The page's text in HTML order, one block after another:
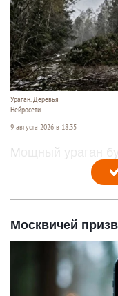
Ураган. Деревья
Нейросети
9 августа 2026 в 18:35
Мощный ураган
Москвичей